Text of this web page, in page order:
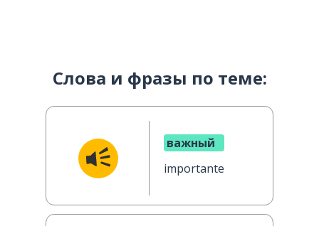
Слова и фразы по теме:
важный
importante